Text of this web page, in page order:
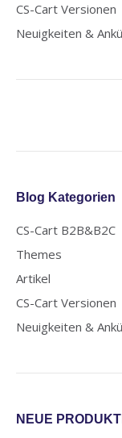
CS-Cart Versionen
Neuigkeiten &
Blog Kategorien
CS-Cart B2B&B2C
Themes
Artikel
CS-Cart Versionen
Neuigkeiten &
NEUE